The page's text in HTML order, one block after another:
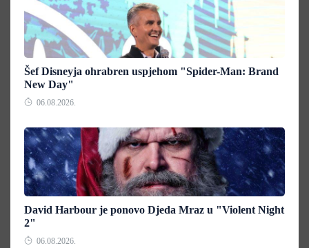
Šef Disneyja ohrabren uspjehom "Spider-Man: Brand
New Day"
06.08.2026.
David Harbour je ponovo Djeda Mraz u "Violent Night
2"
06.08.2026.